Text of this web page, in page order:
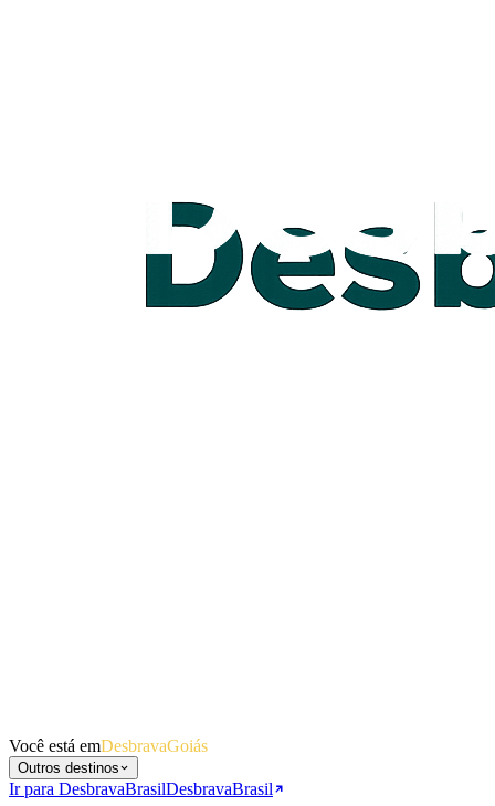
Você está emDesbravaGoiás
Outros destinos
Ir para DesbravaBrasilDesbravaBrasil